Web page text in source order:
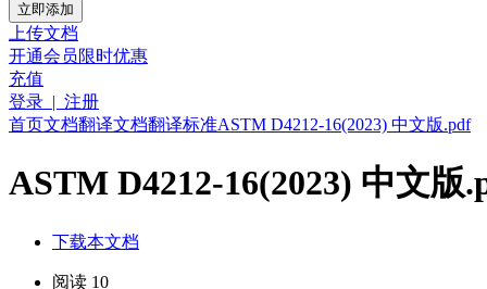
立即添加
上传文档
开通会员限时优惠
充值
登录 | 注册
首页文档翻译文档翻译标准ASTM D4212-16(2023) 中文版.pdf
ASTM D4212-16(2023) 中文版
下载本文档
阅读 10